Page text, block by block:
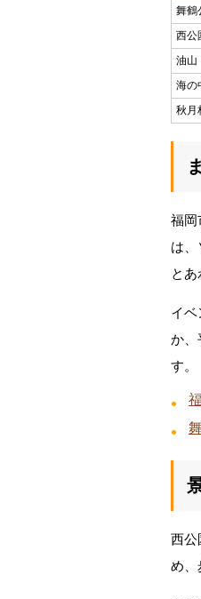
舞鶴
西公
油山
海の
秋月
福岡
は
とあ
イベ
か、
す。
西公
め、